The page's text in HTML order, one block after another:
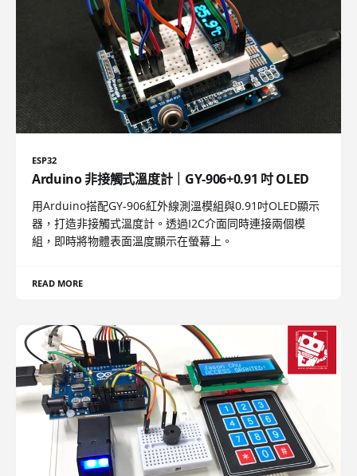
ESP32
Arduino 非接觸式溫度計｜GY-906+0.91 吋 OLED
用Arduino搭配GY-906紅外線測溫模組與0.91吋OLED顯示
器，打造非接觸式溫度計。透過I2C介面同時連接兩個模
組，即時將物體表面溫度顯示在螢幕上。
READ MORE